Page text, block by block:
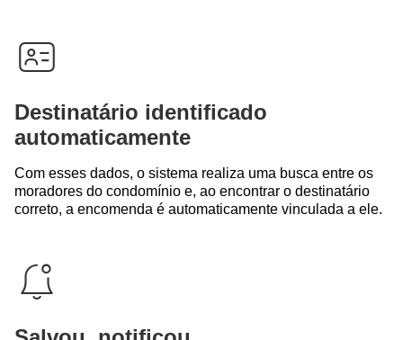
Destinatário identificado
automaticamente
Com esses dados, o sistema realiza uma busca entre os
moradores do condomínio e, ao encontrar o destinatário
correto, a encomenda é automaticamente vinculada a ele.